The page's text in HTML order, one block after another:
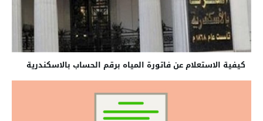
كيفية الاستعلام عن فاتورة المياه برقم الحساب بالاسكندرية